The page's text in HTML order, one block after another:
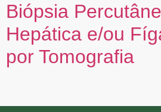
Biópsia
Hepática e/ou
por Tomografia